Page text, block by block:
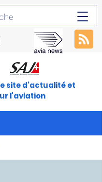
site d'actualité et
l'aviation